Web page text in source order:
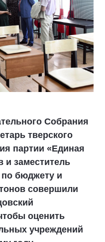
Собрания
тверского
партии «Единая
и заместитель
по бюджету и
совершили
оценить
учреждений